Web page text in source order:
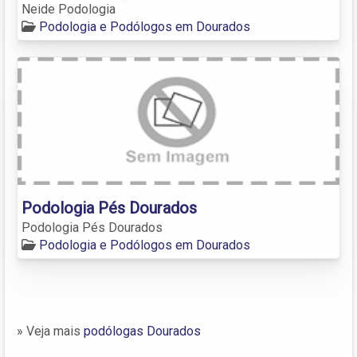
Neide Podologia
Podologia e Podólogos em Dourados
Podologia Pés Dourados
Podologia Pés Dourados
Podologia e Podólogos em Dourados
» Veja mais podólogas Dourados